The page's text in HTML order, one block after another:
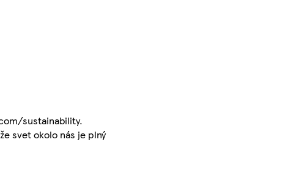
sustainability.
svet okolo nás je plný